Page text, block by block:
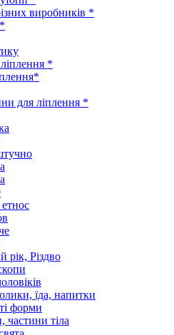
виробників *
*
для ліплення *
рік, Різдво
їда, напитки
форми
частини тіла